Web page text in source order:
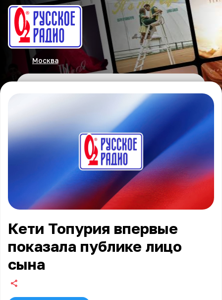
Москва
Кети Топурия впервые
показала публике лицо
сына